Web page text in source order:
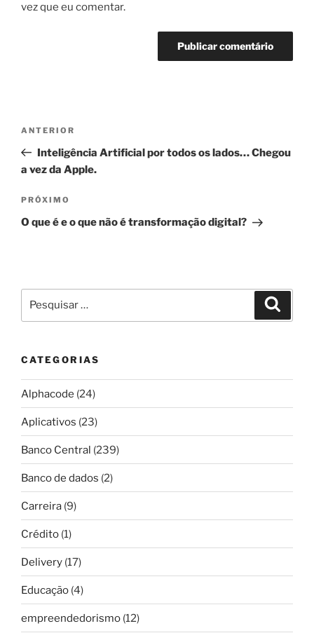
vez que eu comentar.
Post
Post
anterior
ANTERIOR
Inteligência Artificial por todos os lados… Chegou
a vez da Apple.
Próximo
post
PRÓXIMO
O que é e o que não é transformação digital?
por:
CATEGORIAS
Alphacode (24)
Aplicativos (23)
Banco Central (239)
Banco de dados (2)
Carreira (9)
Crédito (1)
Delivery (17)
Educação (4)
empreendedorismo (12)